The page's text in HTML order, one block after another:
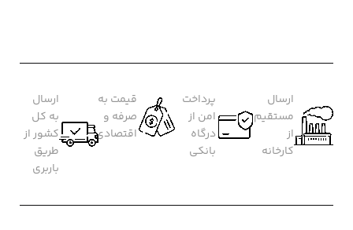
ارسال
مستقیم
از
کارخانه
پرداخت
امن از
درگاه
بانکی
قیمت به
صرفه و
اقتصادی
ارسال
به کل
کشور از
طریق
باربری